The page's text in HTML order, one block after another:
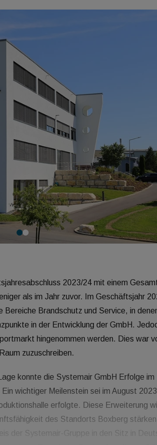
2023/24 mit einem
als im Jahr zuvor. Im Geschäftsjahr
Brandschutz und Service, in
in der Entwicklung der GmbH.
hingenommen werden. Dies war
zuzuschreiben.
konnte die Systemair GmbH Erfolge im
wichtiger Meilenstein sei im August
erfolgte. Diese Erweiterung
des Standorts Boxberg
der Systemair-Gruppe in den Sitz in